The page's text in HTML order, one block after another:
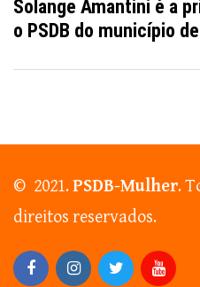
Solange Amantini é a
o PSDB do município
© 2021.PSDB-Mulher.
direitos reservados.